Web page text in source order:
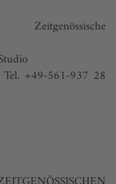
Tel. +49-561-937 28